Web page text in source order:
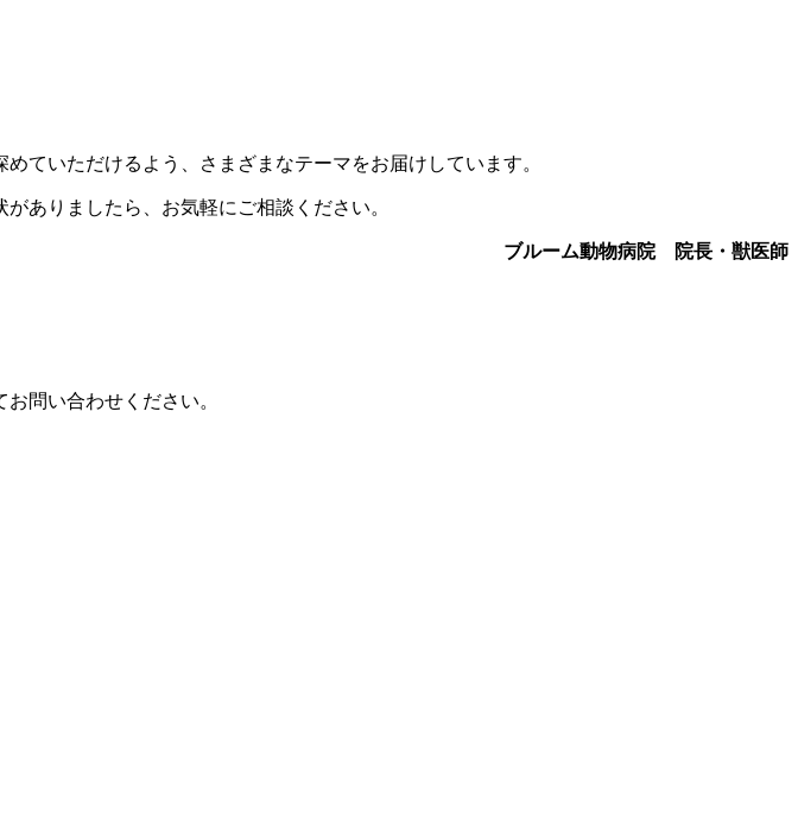
ていただけるよう、さまざまなテーマをお届けしています。
ありましたら、お気軽にご相談ください。
ブルーム動物病院 院長・獣医師
問い合わせください。